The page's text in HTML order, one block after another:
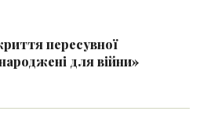
пересувної
для війни»